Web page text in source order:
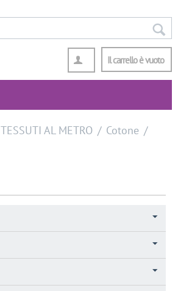
Il carrello è vuoto
TESSUTI AL METRO / Cotone /